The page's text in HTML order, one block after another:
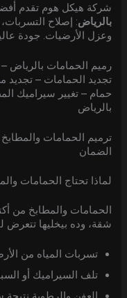
شركة هيكل هوم تقدم
بالرياض: إصلاح التسربات،
وعزل الأرضيات. جودة
رميم الحمامات بالرياض
تجديد الحمامات –
حمام – تغيير سيراميك
بالرياض
ترميم الحمامات
الضمان
لماذا تحتاج الحمامات
الحمامات والمطابخ من
شقة، وده بيخليها
تسربات المياه من
تلف السيراميك أو